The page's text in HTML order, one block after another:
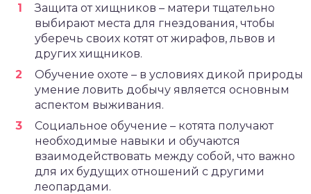
Защита от хищников – матери тщательно
выбирают места для гнездования, чтобы
уберечь своих котят от жирафов, львов и
других хищников.
Обучение охоте – в условиях дикой природы
умение ловить добычу является основным
аспектом выживания.
Социальное обучение – котята получают
необходимые навыки и обучаются
взаимодействовать между собой, что важно
для их будущих отношений с другими
леопардами.